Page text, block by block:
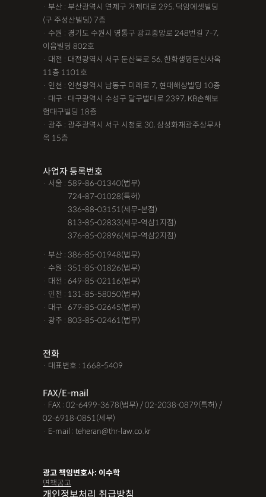
· 부산 : 부산광역시 연제구 거제대로 295, 덕암에셋빌딩
(구 주성산빌딩) 7층
· 수원 : 경기도 수원시 영통구 광교중앙로 248번길 7-7,
이음빌딩 802호
· 대전 : 대전광역시 서구 둔산북로 56, 한화생명둔산사옥
11층 1101호
· 인천 : 인천광역시 남동구 미래로 7, 현대해상빌딩 10층
· 대구 : 대구광역시 수성구 달구벌대로 2397, KB손해보
험대구빌딩 18층
· 광주 : 광주광역시 서구 시청로 30, 삼성화재광주상무사
옥 15층
사업자 등록번호
· 서울 : 589-86-01340(법무)
724-87-01028(특허)
336-88-03151(세무-본점)
813-85-02833(세무-역삼1지점)
376-85-02896(세무-역삼2지점)
· 부산 : 386-85-01948(법무)
· 수원 : 351-85-01826(법무)
· 대전 : 649-85-02116(법무)
· 인천 : 131-85-58050(법무)
· 대구 : 679-85-02645(법무)
· 광주 : 803-85-02461(법무)
전화
· 대표번호 : 1668-5409
FAX/E-mail
· FAX : 02-6499-3678(법무) / 02-2038-0879(특허) /
02-6918-0851(세무)
· E-mail : teheran@thr-law.co.kr
광고 책임변호사: 이수학
면책공고